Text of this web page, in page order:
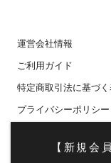
【新規会
運営会社情報
ご利用ガイド
特定商取引法に基づ
プライバシーポリシー
メールマガジン登録